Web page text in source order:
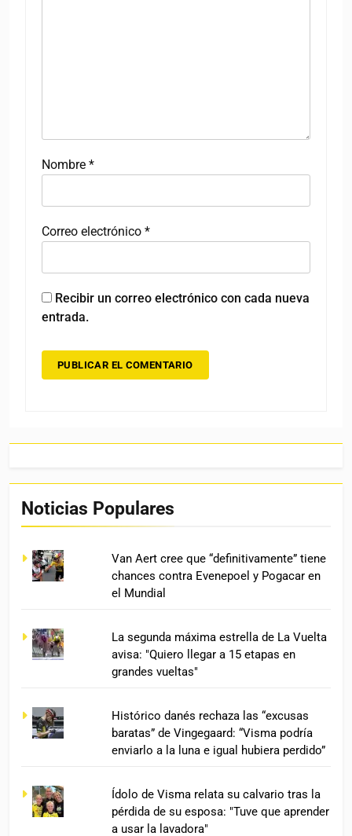
Nombre *
Correo electrónico *
Recibir un correo electrónico con cada nueva
entrada.
Noticias Populares
Van Aert cree que “definitivamente” tiene
chances contra Evenepoel y Pogacar en
el Mundial
La segunda máxima estrella de La Vuelta
avisa: "Quiero llegar a 15 etapas en
grandes vueltas"
Histórico danés rechaza las “excusas
baratas” de Vingegaard: “Visma podría
enviarlo a la luna e igual hubiera perdido”
Ídolo de Visma relata su calvario tras la
pérdida de su esposa: "Tuve que aprender
a usar la lavadora"